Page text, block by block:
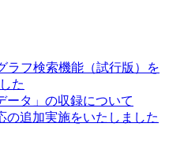
ラフ検索機能（試行版）を
た
ータ」の収録について
の追加実施をいたしました